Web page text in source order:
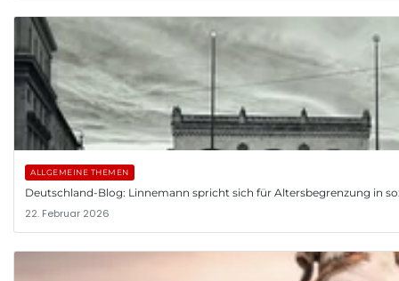
ALLGEMEINE THEMEN
Deutschland-Blog: Linnemann spricht sich für Altersbegrenzung in
22. Februar 2026